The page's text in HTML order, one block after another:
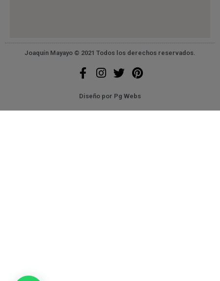
Joaquín Mayayo © 2021 Todos los derechos reservados.
Diseño por Pg Webs